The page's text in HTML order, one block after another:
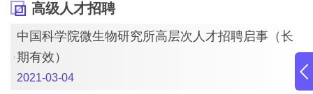
高级人才招聘
中国科学院微生物研究所高层次人才招聘启事（长
期有效）
2021-03-04